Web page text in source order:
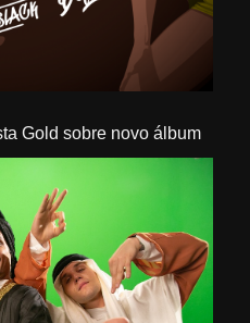
Gold sobre novo álbum